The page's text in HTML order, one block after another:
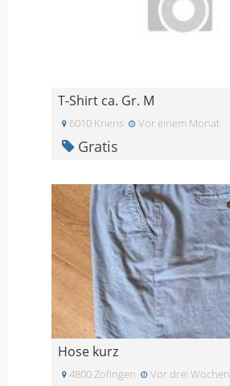
T-Shirt ca. Gr. M
6010 Kriens Vor einem Monat
Gratis
Hose kurz
4800 Zofingen Vor drei Wochen